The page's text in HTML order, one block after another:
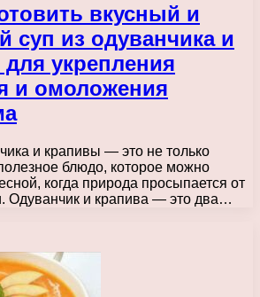
вкусный и
суп из одуванчика и
укрепления
и омоложения
и крапивы — это не только
блюдо, которое можно
когда природа просыпается от
Одуванчик и крапива — это два…